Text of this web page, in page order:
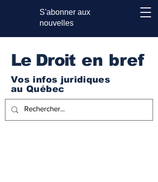
S'abonner aux
nouvelles
Le Droit en bref
Vos infos juridiques
au Québec